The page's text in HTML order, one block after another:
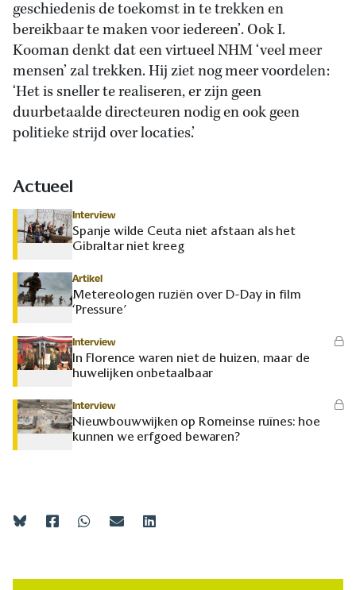
geschiedenis de toekomst in te trekken en
bereikbaar te maken voor iedereen’. Ook I.
Kooman denkt dat een virtueel NHM ‘veel meer
mensen’ zal trekken. Hij ziet nog meer voordelen:
‘Het is sneller te realiseren, er zijn geen
duurbetaalde directeuren nodig en ook geen
politieke strijd over locaties.’
Actueel
Interview
Spanje wilde Ceuta niet afstaan als het
Gibraltar niet kreeg
Artikel
Metereologen ruziën over D-Day in film
‘Pressure’
Interview
In Florence waren niet de huizen, maar de
huwelijken onbetaalbaar
Interview
Nieuwbouwwijken op Romeinse ruïnes: hoe
kunnen we erfgoed bewaren?